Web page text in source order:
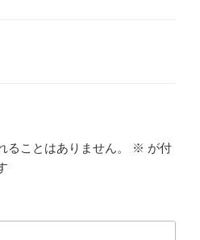
ることはありません。 ※ が付